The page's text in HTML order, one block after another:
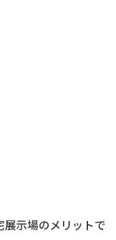
示場のメリットで